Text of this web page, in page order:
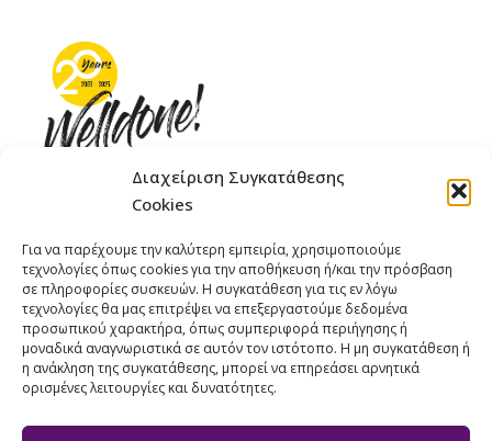
Διαχείριση Συγκατάθεσης
Cookies
Για να παρέχουμε την καλύτερη εμπειρία, χρησιμοποιούμε
τεχνολογίες όπως cookies για την αποθήκευση ή/και την πρόσβαση
σε πληροφορίες συσκευών. Η συγκατάθεση για τις εν λόγω
τεχνολογίες θα μας επιτρέψει να επεξεργαστούμε δεδομένα
προσωπικού χαρακτήρα, όπως συμπεριφορά περιήγησης ή
μοναδικά αναγνωριστικά σε αυτόν τον ιστότοπο. Η μη συγκατάθεση ή
η ανάκληση της συγκατάθεσης, μπορεί να επηρεάσει αρνητικά
ορισμένες λειτουργίες και δυνατότητες.
ΤΗΛΕΦΩΝΟ: +30 211 4021758
ΚΙΝΗΤΟ: +306977 440377
EMAIL : info@welldone.com.gr